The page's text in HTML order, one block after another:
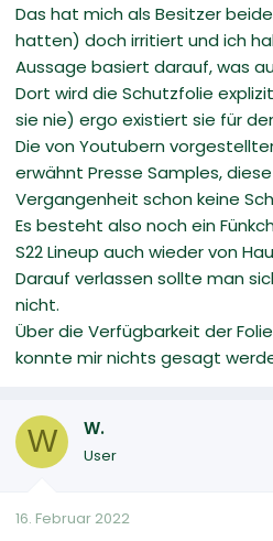
Das hat mich als Besitzer
hatten) doch irritiert und ich
Aussage basiert darauf, was
Dort wird die Schutzfolie
sie nie) ergo existiert sie für
Die von Youtubern
erwähnt Presse Samples,
Vergangenheit schon keine
Es besteht also noch ein
S22 Lineup auch wieder von
Darauf verlassen sollte man
nicht.
Über die Verfügbarkeit der
konnte mir nichts gesagt
W W.
User
16. Februar 2022